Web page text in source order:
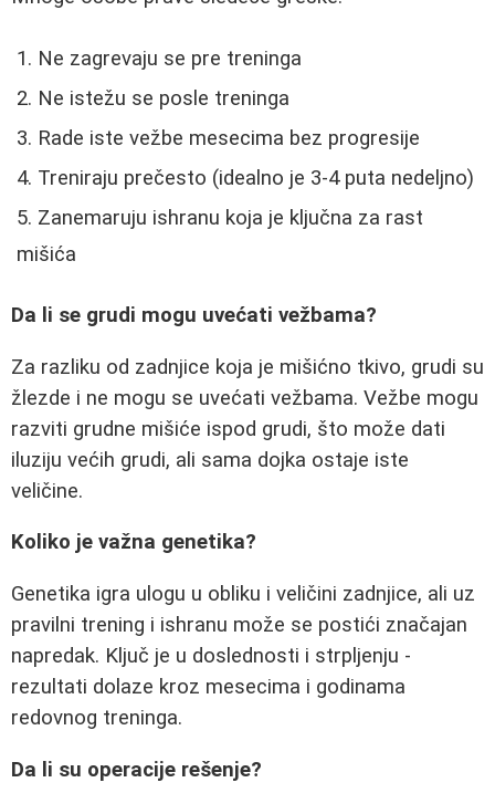
Ne zagrevaju se pre treninga
Ne istežu se posle treninga
Rade iste vežbe mesecima bez progresije
Treniraju prečesto (idealno je 3-4 puta nedeljno)
Zanemaruju ishranu koja je ključna za rast
mišića
Da li se grudi mogu uvećati vežbama?
Za razliku od zadnjice koja je mišićno tkivo, grudi su
žlezde i ne mogu se uvećati vežbama. Vežbe mogu
razviti grudne mišiće ispod grudi, što može dati
iluziju većih grudi, ali sama dojka ostaje iste
veličine.
Koliko je važna genetika?
Genetika igra ulogu u obliku i veličini zadnjice, ali uz
pravilni trening i ishranu može se postići značajan
napredak. Ključ je u doslednosti i strpljenju -
rezultati dolaze kroz mesecima i godinama
redovnog treninga.
Da li su operacije rešenje?